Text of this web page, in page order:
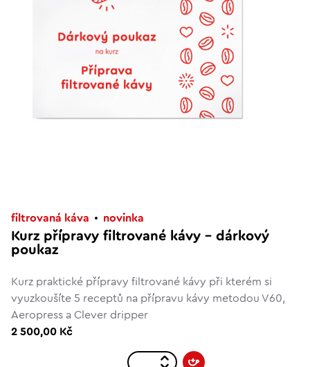
filtrovaná káva novinka
Kurz přípravy filtrované kávy – dárkový
poukaz
Kurz praktické přípravy filtrované kávy při kterém si
vyuzkoušíte 5 receptů na přípravu kávy metodou V60,
Aeropress a Clever dripper
2 500,00 Kč